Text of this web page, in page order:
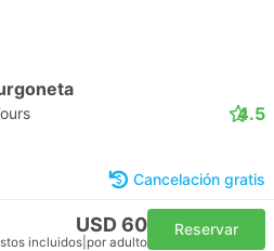
4.5
Cancelación gratis
USD 60
incluidos por adulto
Reservar